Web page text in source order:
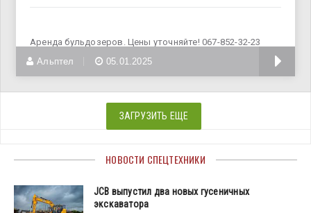
Аренда бульдозеров. Цены уточняйте! 067-852-32-23
Владимир
Альптел 05.01.2025
ЗАГРУЗИТЬ ЕЩЕ
НОВОСТИ СПЕЦТЕХНИКИ
JCB выпустил два новых гусеничных
экскаватора